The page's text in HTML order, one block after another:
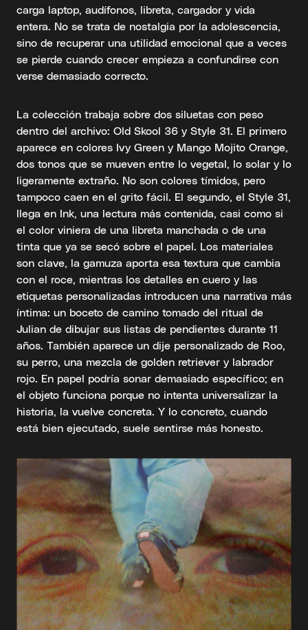
carga laptop, audífonos, libreta, cargador y vida
entera. No se trata de nostalgia por la adolescencia,
sino de recuperar una utilidad emocional que a veces
se pierde cuando crecer empieza a confundirse con
verse demasiado correcto.
La colección trabaja sobre dos siluetas con peso
dentro del archivo: Old Skool 36 y Style 31. El primero
aparece en colores Ivy Green y Mango Mojito Orange,
dos tonos que se mueven entre lo vegetal, lo solar y lo
ligeramente extraño. No son colores tímidos, pero
tampoco caen en el grito fácil. El segundo, el Style 31,
llega en Ink, una lectura más contenida, casi como si
el color viniera de una libreta manchada o de una
tinta que ya se secó sobre el papel. Los materiales
son clave, la gamuza aporta esa textura que cambia
con el roce, mientras los detalles en cuero y las
etiquetas personalizadas introducen una narrativa más
íntima: un boceto de camino tomado del ritual de
Julian de dibujar sus listas de pendientes durante 11
años. También aparece un dije personalizado de Roo,
su perro, una mezcla de golden retriever y labrador
rojo. En papel podría sonar demasiado específico; en
el objeto funciona porque no intenta universalizar la
historia, la vuelve concreta. Y lo concreto, cuando
está bien ejecutado, suele sentirse más honesto.